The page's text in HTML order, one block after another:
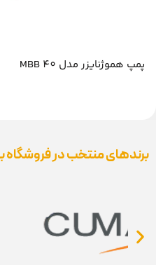
پمپ هموژنایزر مدل MBB 40
برندهای منتخب در فروشگاه